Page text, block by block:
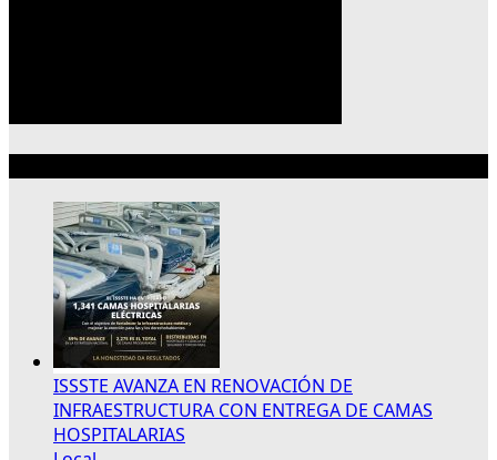
ISSSTE AVANZA EN RENOVACIÓN DE
INFRAESTRUCTURA CON ENTREGA DE CAMAS
HOSPITALARIAS